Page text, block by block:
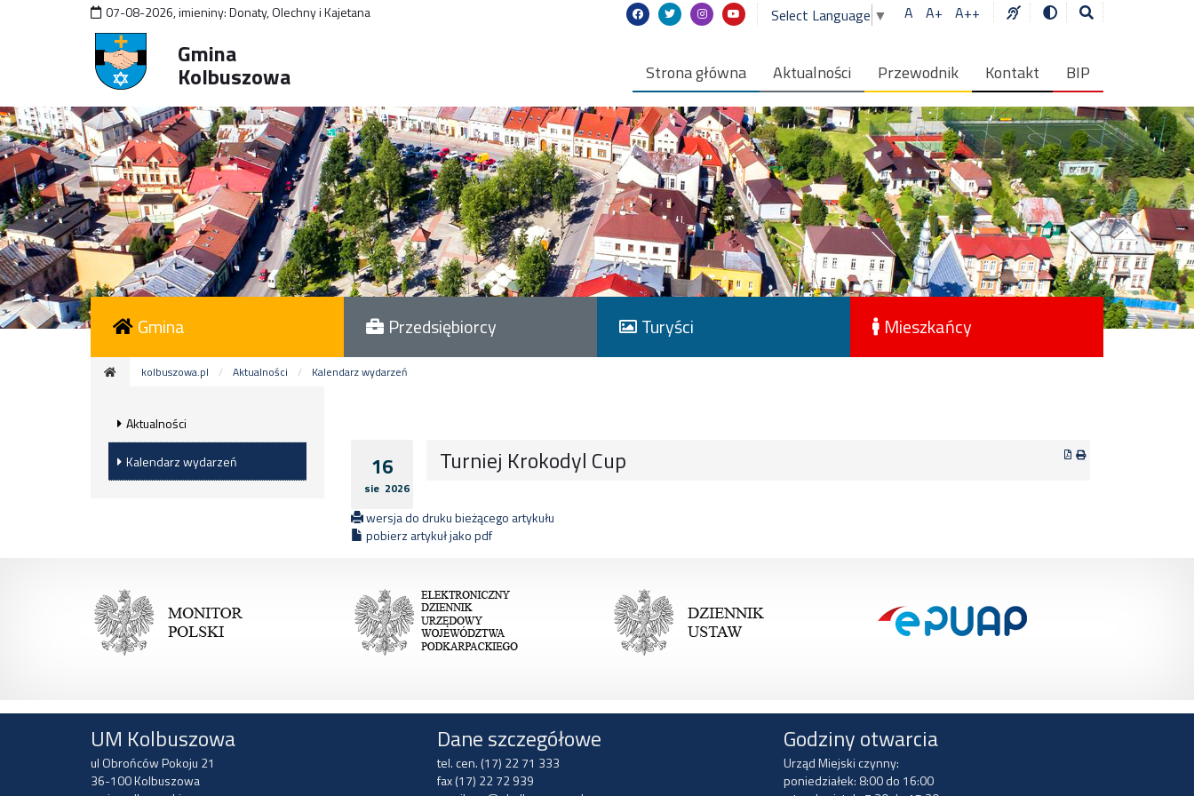
07-08-2026,imieniny:Donaty, Olechny i Kajetana A A+ A++
Select Language ▼
Gmina
Kolbuszowa Strona główna Aktualności Przewodnik Kontakt BIP
Gmina Przedsiębiorcy Turyści Mieszkańcy
kolbuszowa.pl Aktualności Kalendarz wydarzeń
Aktualności
Kalendarz wydarzeń 16
sie 2026
Turniej Krokodyl Cup
wersja do druku bieżącego artykułu
pobierz artykuł jako pdf
UM Kolbuszowa
ul Obrońców Pokoju 21
36-100 Kolbuszowa
Dane szczegółowe
tel. cen. (17) 22 71 333
fax (17) 22 72 939
Godziny otwarcia
Urząd Miejski czynny:
poniedziałek: 8:00 do 16:00